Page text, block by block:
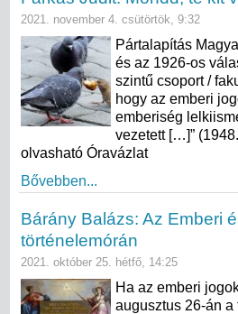
2021. november 4. csütörtök, 9:32
Pártalapítás
és az 1926-os
szintű csoport /
hogy az emberi
emberiség
vezetett […]”
olvasható Óravázlat
Bővebben...
Bárány Balázs: Az Emberi
történelemórán
2021. október 25. hétfő, 14:25
Ha az emberi
augusztus 26-án